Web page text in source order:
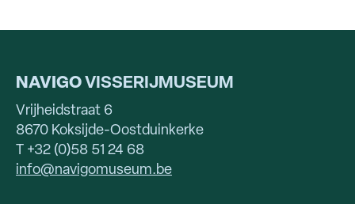
NAVIGO VISSERIJMUSEUM
Vrijheidstraat 6
8670 Koksijde-Oostduinkerke
T +32 (0)58 51 24 68
info@navigomuseum.be